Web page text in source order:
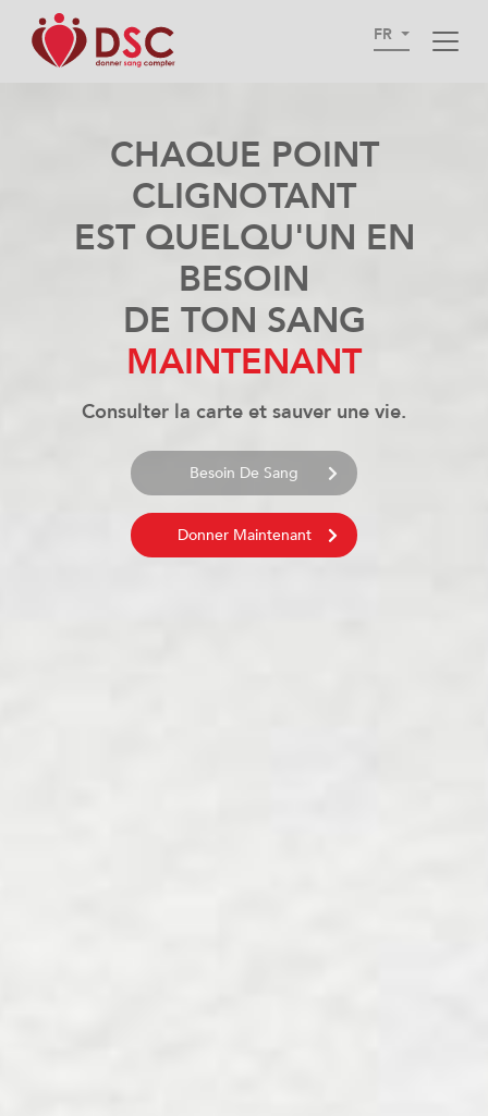
FR
CHAQUE POINT
CLIGNOTANT
EST QUELQU'UN EN
BESOIN
DE TON SANG
MAINTENANT
Consulter la carte et sauver une vie.
Besoin De Sang
Donner Maintenant